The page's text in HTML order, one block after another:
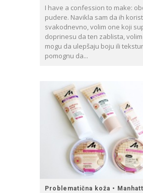
I have a confession to make:
pudere. Navikla sam da ih
svakodnevno, volim one koji
doprinesu da ten zablista,
mogu da ulepšaju boju ili
pomognu da...
Problematična koža •